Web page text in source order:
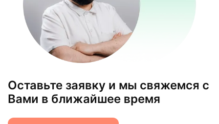
Оставьте заявку и мы свяжемся с
Вами в ближайшее время